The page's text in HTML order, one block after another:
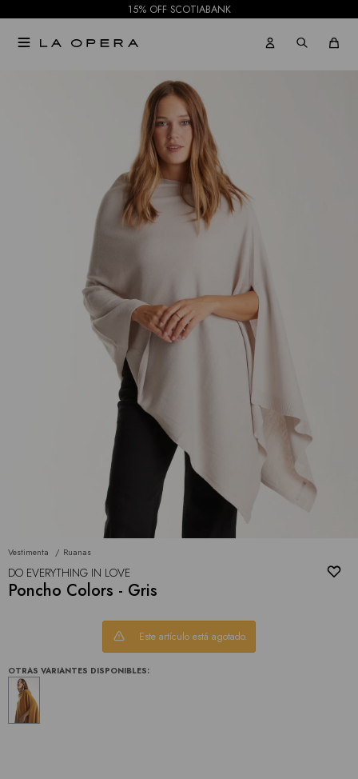
15% OFF SCOTIABANK

Vestimenta Ruanas
DO EVERYTHING IN LOVE
Poncho Colors - Gris
Este artículo está agotado.
OTRAS VARIANTES DISPONIBLES:
NOTIFICARME